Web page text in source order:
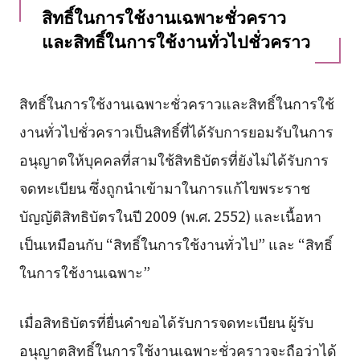
สิทธิ์ในการใช้งานเฉพาะชั่วคราว
และสิทธิ์ในการใช้งานทั่วไปชั่วคราว
สิทธิ์ในการใช้งานเฉพาะชั่วคราวและสิทธิ์ในการใช้
งานทั่วไปชั่วคราวเป็นสิทธิ์ที่ได้รับการยอมรับในการ
อนุญาตให้บุคคลที่สามใช้สิทธิบัตรที่ยังไม่ได้รับการ
จดทะเบียน ซึ่งถูกนำเข้ามาในการแก้ไขพระราช
บัญญัติสิทธิบัตรในปี 2009 (พ.ศ. 2552) และเนื้อหา
เป็นเหมือนกับ “สิทธิ์ในการใช้งานทั่วไป” และ “สิทธิ์
ในการใช้งานเฉพาะ”
เมื่อสิทธิบัตรที่ยื่นคำขอได้รับการจดทะเบียน ผู้รับ
อนุญาตสิทธิ์ในการใช้งานเฉพาะชั่วคราวจะถือว่าได้